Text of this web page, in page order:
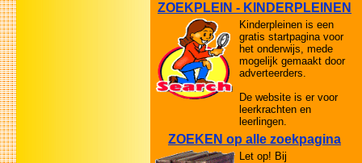
ZOEKPLEIN - KINDERPLEINEN
Kinderpleinen is een
gratis startpagina voor
het onderwijs, mede
mogelijk gemaakt door
adverteerders.
De website is er voor
leerkrachten en
leerlingen.
ZOEKEN op alle zoekpagina
Let op! Bij